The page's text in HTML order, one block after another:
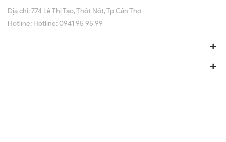
Địa chỉ:774 Lê Thị Tạo, Thốt Nốt, Tp Cần Thơ
Hotline: Hotline: 0941 95 95 99